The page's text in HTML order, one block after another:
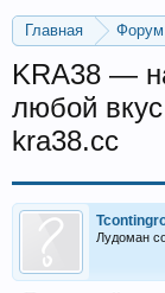
Главная Форум
KRA38 —
любой
kra38.cc
Лудоман